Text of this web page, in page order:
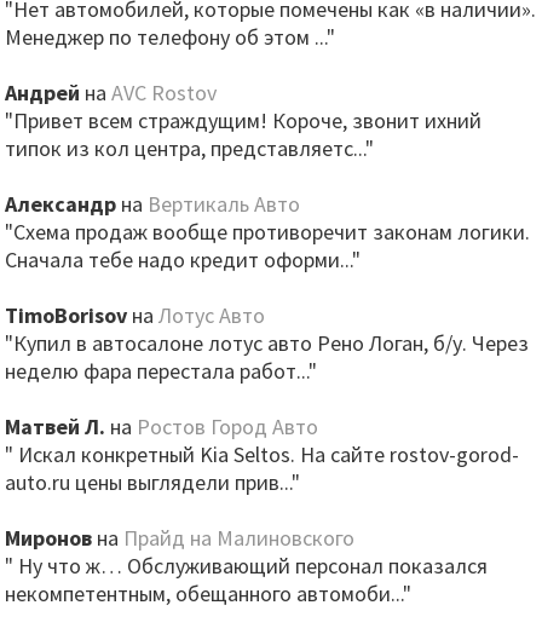
"Нет автомобилей, которые помечены как «в наличии».
Менеджер по телефону об этом ..."
Андрей наAVC Rostov
"Привет всем страждущим! Короче, звонит ихний
типок из кол центра, представляетс..."
Александр на Вертикаль Авто
"Схема продаж вообще противоречит законам логики.
Сначала тебе надо кредит оформи..."
TimoBorisov наЛотус Авто
"Купил в автосалоне лотус авто Рено Логан, б/у. Через
неделю фара перестала работ..."
Матвей Л. на Ростов Город Авто
" Искал конкретный Kia Seltos. На сайте rostov-gorod-
auto.ru цены выглядели прив..."
Миронов на Прайд на Малиновского
" Ну что ж… Обслуживающий персонал показался
некомпетентным, обещанного автомоби..."